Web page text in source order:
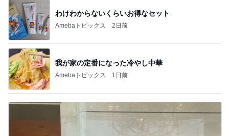
わけわからないくらいお得なセット
Amebaトピックス 2日前
我が家の定番になった冷やし中華
Amebaトピックス 1日前